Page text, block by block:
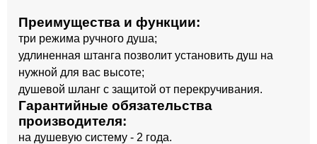
Преимущества и функции:
три режима ручного душа;
удлиненная штанга позволит установить душ на
нужной для вас высоте;
душевой шланг с защитой от перекручивания.
Гарантийные обязательства
производителя:
на душевую систему - 2 года.